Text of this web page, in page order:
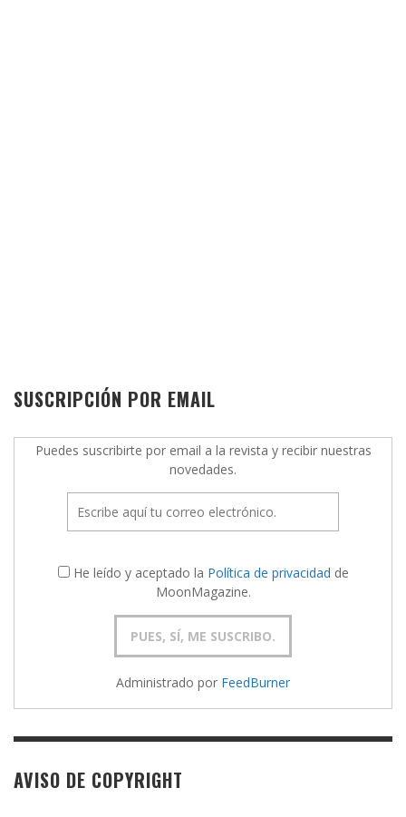
SUSCRIPCIÓN POR EMAIL
Puedes suscribirte por email a la revista y recibir nuestras
novedades.
He leído y aceptado la Política de privacidad de
MoonMagazine.
Administrado por FeedBurner
AVISO DE COPYRIGHT